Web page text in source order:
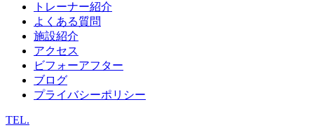
トレーナー紹介
よくある質問
施設紹介
アクセス
ビフォーアフター
ブログ
プライバシーポリシー
TEL.